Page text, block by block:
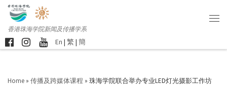
香港珠海学院新闻及传播学系
En | 繁 | 簡
Home » 传播及跨媒体课程 » 珠海学院联合举办专业LED灯光摄影工作坊